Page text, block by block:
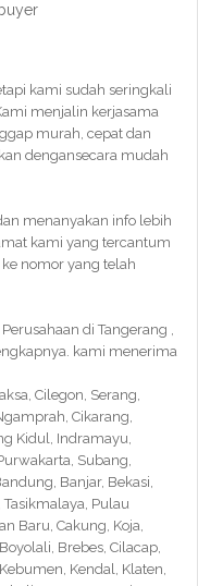
kami sudah seringkali
menjalin kerjasama
murah, cepat dan
dengansecara mudah
menanyakan info lebih
kami yang tercantum
nomor yang telah
di Tangerang ,
kami menerima
Cilegon, Serang,
Cikarang,
Kidul, Indramayu,
Subang,
Banjar, Bekasi,
Pulau
Baru, Cakung, Koja,
Brebes, Cilacap,
Kendal, Klaten,